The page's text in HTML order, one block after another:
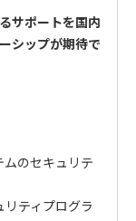
サポートを国内
シップが期待で
のセキュリテ
ティプログラ